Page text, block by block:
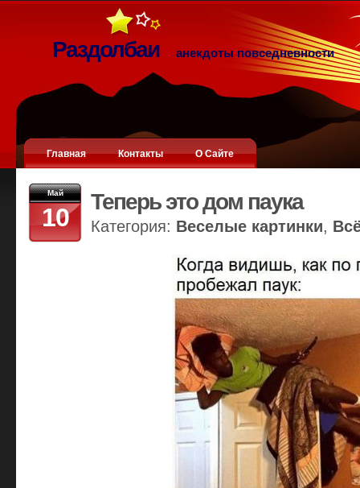
Раздолбаи анекдоты повседневности
Главная Контакты О Сайте
Май
10
Теперь это дом паука
Категория: Веселые картинки,